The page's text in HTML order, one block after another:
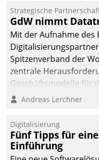
kommunale
gemeinsam mit der
Teilprozess der
Strategische
GdW nimmt
Mit der Aufnahme des
Spitzenverband der
zentrale
Geschäftsmodelle für
entwickeln.
Andreas Lerchner
Digitalisierung
Fünf Tipps für
Einführung